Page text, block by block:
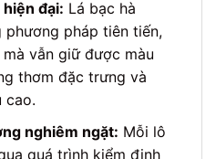
đại: Lá bạc hà
pháp tiên tiến,
vẫn giữ được màu
thơm đặc trưng và
cao.
nghiêm ngặt: Mỗi lô
quá trình kiểm định